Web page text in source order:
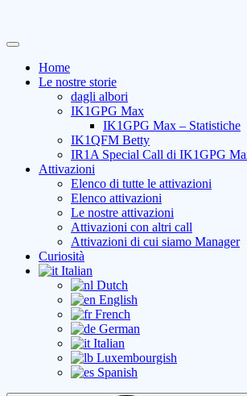
Skip
content
Primary
Home
Le nostre storie
dagli albori
IK1GPG Max
IK1GPG Max – Statistiche
IK1QFM Betty
IR1A Special Call di IK1GPG
Attivazioni
Elenco di tutte le attivazioni
Elenco attivazioni
Le nostre attivazioni
Attivazioni con altri call
Attivazioni di cui siamo Manager
Curiosità
Italian
Dutch
English
French
German
Italian
Luxembourgish
Spanish